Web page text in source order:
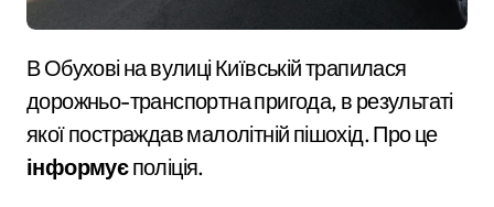
В Обухові на вулиці Київській трапилася
дорожньо-транспортна пригода, в результаті
якої постраждав малолітній пішохід. Про це
інформуєполіція.